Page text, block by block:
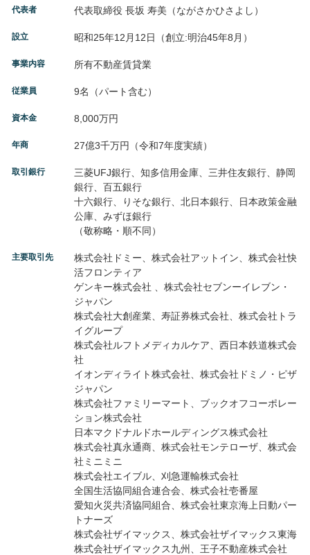
代表者 代表取締役 長坂 寿美（ながさかひさよし）
設立 昭和25年12月12日（創立:明治45年8月）
事業内容 所有不動産賃貸業
従業員 9名（パート含む）
資本金 8,000万円
年商 27億3千万円（令和7年度実績）
取引銀行
三菱UFJ銀行、知多信用金庫、三井住友銀行、静岡
銀行、百五銀行
十六銀行、りそな銀行、北日本銀行、日本政策金融
公庫、みずほ銀行
（敬称略・順不同）
主要取引先
株式会社ドミー、株式会社アットイン、株式会社快
活フロンティア
ゲンキー株式会社 、株式会社セブンーイレブン・
ジャパン
株式会社大創産業、寿証券株式会社、株式会社トラ
イグループ
株式会社ルフトメディカルケア、西日本鉄道株式会
社
イオンディライト株式会社、株式会社ドミノ・ピザ
ジャパン
株式会社ファミリーマート、ブックオフコーポレー
ション株式会社
日本マクドナルドホールディングス株式会社
株式会社真永通商、株式会社モンテローザ、株式会
社ミニミニ
株式会社エイブル、刈急運輸株式会社
全国生活協同組合連合会、株式会社壱番屋
愛知火災共済協同組合、株式会社東京海上日動パー
トナーズ
株式会社ザイマックス、株式会社ザイマックス東海
株式会社ザイマックス九州、王子不動産株式会社